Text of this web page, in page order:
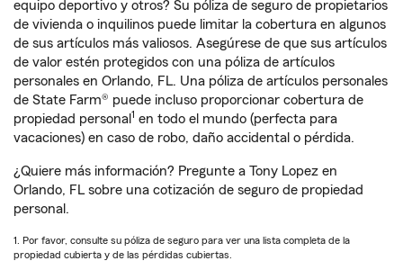
equipo deportivo y otros? Su póliza de seguro de propietarios
de vivienda o inquilinos puede limitar la cobertura en algunos
de sus artículos más valiosos. Asegúrese de que sus artículos
de valor estén protegidos con una póliza de artículos
personales en Orlando, FL. Una póliza de artículos personales
de State Farm® puede incluso proporcionar cobertura de
propiedad personal 1 en todo el mundo (perfecta para
vacaciones) en caso de robo, daño accidental o pérdida.
¿Quiere más información? Pregunte a Tony Lopez en
Orlando, FL sobre una cotización de seguro de propiedad
personal.
1. Por favor, consulte su póliza de seguro para ver una lista completa de la
propiedad cubierta y de las pérdidas cubiertas.